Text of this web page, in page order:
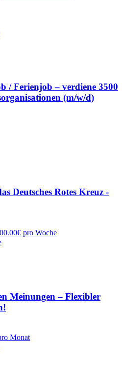
/ Ferienjob – verdiene 3500
(m/w/d)
Deutsches Rotes Kreuz -
pro Woche
Meinungen – Flexibler
Monat